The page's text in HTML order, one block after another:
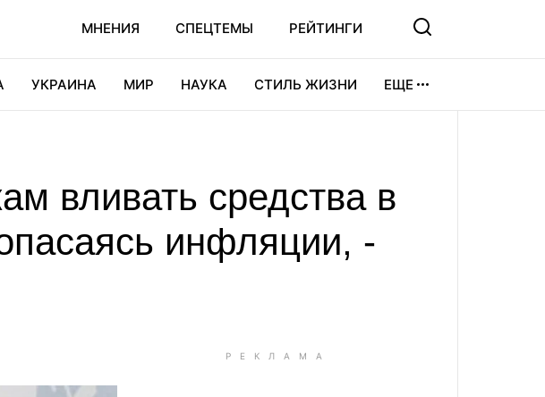
МНЕНИЯ СПЕЦТЕМЫ РЕЙТИНГИ
УКРАИНА МИР НАУКА СТИЛЬ ЖИЗНИ ЕЩЕ
вливать средства в
инфляции, -